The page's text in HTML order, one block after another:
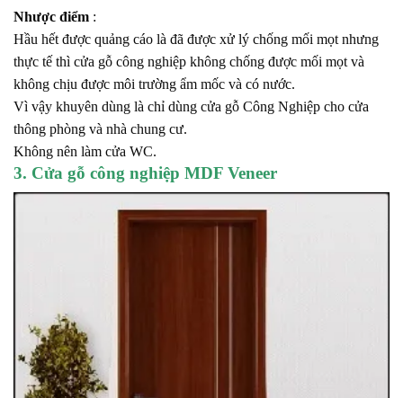
Nhược điểm :
Hầu hết được quảng cáo là đã được xử lý chống mối mọt nhưng
thực tế thì cửa gỗ công nghiệp không chống được mối mọt và
không chịu được môi trường ẩm mốc và có nước.
Vì vậy khuyên dùng là chỉ dùng cửa gỗ Công Nghiệp cho cửa
thông phòng và nhà chung cư.
Không nên làm cửa WC.
3. Cửa gỗ công nghiệp MDF Veneer